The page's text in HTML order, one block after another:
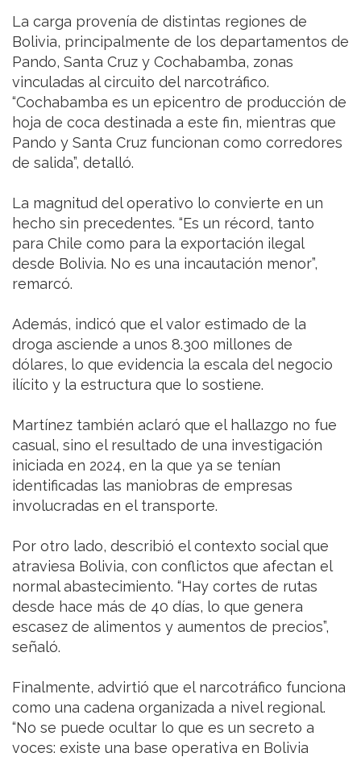
La carga provenía de distintas regiones de
Bolivia, principalmente de los departamentos de
Pando, Santa Cruz y Cochabamba, zonas
vinculadas al circuito del narcotráfico.
“Cochabamba es un epicentro de producción de
hoja de coca destinada a este fin, mientras que
Pando y Santa Cruz funcionan como corredores
de salida”, detalló.
La magnitud del operativo lo convierte en un
hecho sin precedentes. “Es un récord, tanto
para Chile como para la exportación ilegal
desde Bolivia. No es una incautación menor”,
remarcó.
Además, indicó que el valor estimado de la
droga asciende a unos 8.300 millones de
dólares, lo que evidencia la escala del negocio
ilícito y la estructura que lo sostiene.
Martínez también aclaró que el hallazgo no fue
casual, sino el resultado de una investigación
iniciada en 2024, en la que ya se tenían
identificadas las maniobras de empresas
involucradas en el transporte.
Por otro lado, describió el contexto social que
atraviesa Bolivia, con conflictos que afectan el
normal abastecimiento. “Hay cortes de rutas
desde hace más de 40 días, lo que genera
escasez de alimentos y aumentos de precios”,
señaló.
Finalmente, advirtió que el narcotráfico funciona
como una cadena organizada a nivel regional.
“No se puede ocultar lo que es un secreto a
voces: existe una base operativa en Bolivia